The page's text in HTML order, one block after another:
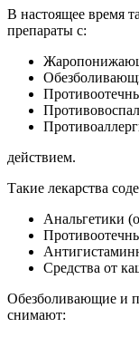
В настоящее время
препараты с:
действием.
Такие лекарства
Анальгетики
Средства от
Обезболивающие и
снимают: